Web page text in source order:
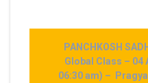
PANCHKOSH
Global Class – 04
06:30 am) –